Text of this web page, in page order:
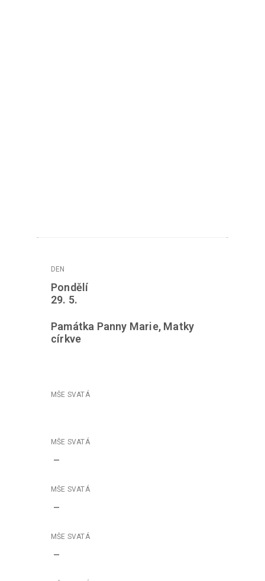
Pondělí
29. 5.
Památka Panny Marie, Matky
církve
–
–
–